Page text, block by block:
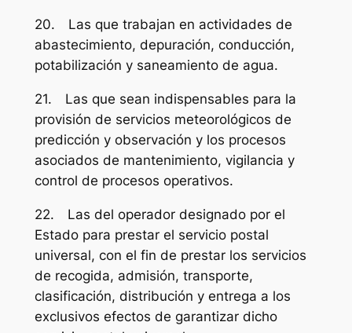
20. Las que trabajan en actividades de
abastecimiento, depuración, conducción,
potabilización y saneamiento de agua.
21. Las que sean indispensables para la
provisión de servicios meteorológicos de
predicción y observación y los procesos
asociados de mantenimiento, vigilancia y
control de procesos operativos.
22. Las del operador designado por el
Estado para prestar el servicio postal
universal, con el fin de prestar los servicios
de recogida, admisión, transporte,
clasificación, distribución y entrega a los
exclusivos efectos de garantizar dicho